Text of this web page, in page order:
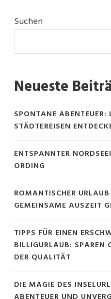
Suchen
Neueste
SPONTANE
STÄDTEREISEN
ENTSPANNTER
ORDING
ROMANTISCHER
GEMEINSAME AUSZEIT
TIPPS FÜR EINEN
BILLIGURLAUB: SPAREN
DER QUALITÄT
DIE MAGIE DES